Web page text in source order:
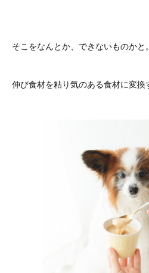
そこをなんとか、できないものかと
伸び食材を粘り気のある食材に変換